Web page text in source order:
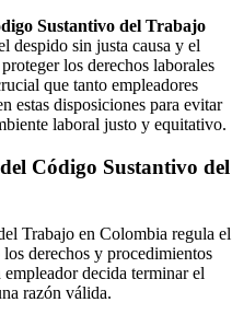
Sustantivo del Trabajo
despido sin justa causa y el
los derechos laborales
que tanto empleadores
estas disposiciones para evitar
laboral justo y equitativo.
Código Sustantivo del
Trabajo en Colombia regula el
derechos y procedimientos
empleador decida terminar el
razón válida.